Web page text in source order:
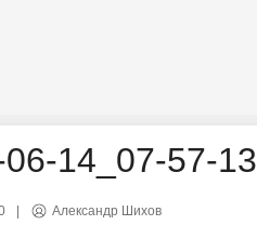
14_07-57-13
| Александр Шихов